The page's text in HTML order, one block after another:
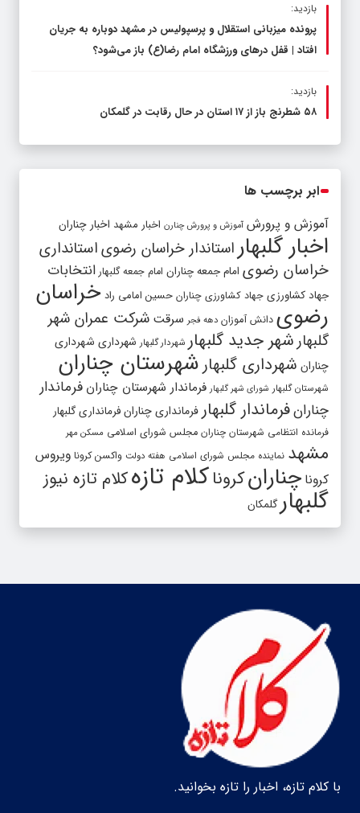
بازدید:
پرونده میزبانی استقلال و پرسپولیس در مشهد دوباره به جریان
افتاد | قفل در‌های ورزشگاه امام رضا(ع) باز می‌شود؟
بازدید:
۵۸ شطرنج‌ باز از ۱۷ استان در حال رقابت در گلمکان
ابر برچسب ها
آموزش و پرورش آموزش و پرورش چنارن اخبار مشهد اخبار چناران
اخبار گلبهار استاندار خراسان رضویاستانداری
خراسان رضوی امام جمعه چناران امام جمعه گلبهار انتخابات
جهاد کشاورزی جهاد کشاورزی چناران حسین امامی راد خراسان
رضوی دانش آموزان دهه فجر سرقت شرکت عمران شهر
گلبهارشهر جدید گلبهار شهردار گلبهار شهرداری شهرداری
چناران شهرداری گلبهار شهرستان چناران
شهرستان گلبهار شورای شهر گلبهار فرماندار شهرستان چناران فرماندار
چنارانفرماندار گلبهار فرمانداری چنارانفرمانداری گلبهار
فرمانده انتظامی شهرستان چناران مجلس شورای اسلامی مسکن مهر
مشهد نماینده مجلس شورای اسلامی هفته دولت واکسن کرونا ویروس
کرونا چنارانکروناکلام تازهکلام تازه نیوز
گلبهارگلمکان
با کلام تازه، اخبار را تازه بخوانید.